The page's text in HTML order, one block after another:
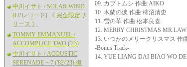
中川イサト / SOLAR WIND
[LPレコード] 《 完全限定リ
リース 》
TOMMY EMMANUEL /
ACCOMPLICE TWO ('23)
中川イサト / ACOUSTIC
SERENADE + 7 ('82/'23) 復
09. カブトムシ 作曲:AIKO
10. 木蘭の涙 作曲:柿沼清史
11. 雪の華 作曲:松本良喜
12. MERRY CHRISTMAS
13. いつかのメリークリスマス 作
-Bonus Track-
14. YUE LIANG DAI BIAO WO